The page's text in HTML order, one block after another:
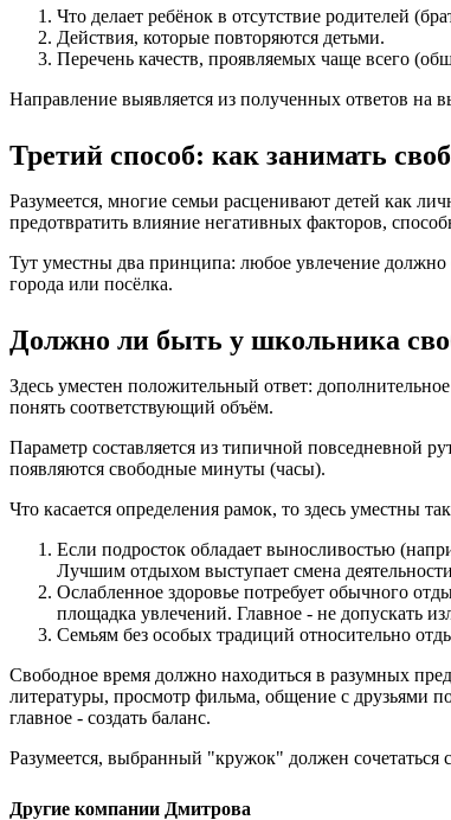
Что делает ребёнок в отсутствие родителей
Действия, которые повторяются детьми.
Перечень качеств, проявляемых чаще всего
Направление выявляется из полученных ответов на
Третий способ: как занимать
Разумеется, многие семьи расценивают детей как
предотвратить влияние негативных факторов,
Тут уместны два принципа: любое увлечение
города или посёлка.
Должно ли быть у школьника
Здесь уместен положительный ответ:
понять соответствующий объём.
Параметр составляется из типичной
появляются свободные минуты (часы).
Что касается определения рамок, то здесь уместны
Если подросток обладает выносливостью
Лучшим отдыхом выступает смена
Ослабленное здоровье потребует обычного
площадка увлечений. Главное - не допускать
Семьям без особых традиций относительно
Свободное время должно находиться в разумных
литературы, просмотр фильма, общение с друзьями
главное - создать баланс.
Разумеется, выбранный "кружок" должен
Другие компании Дмитрова